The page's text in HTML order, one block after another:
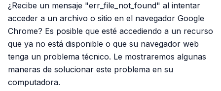
¿Recibe un mensaje "err_file_not_found" al intentar
acceder a un archivo o sitio en el navegador Google
Chrome? Es posible que esté accediendo a un recurso
que ya no está disponible o que su navegador web
tenga un problema técnico. Le mostraremos algunas
maneras de solucionar este problema en su
computadora.